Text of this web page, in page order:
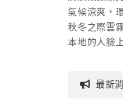
氣候涼爽，
秋冬之際雲
本地的人臉
也因這份的
「鋐洋民宿
提供遊客工
最新